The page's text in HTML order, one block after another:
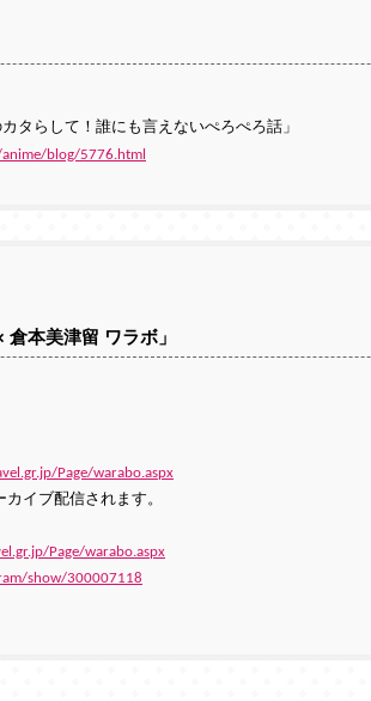
タらして！誰にも言えないぺろぺろ話」
blog/5776.html
本美津留 ワラボ」
Page/warabo.aspx
カイブ配信されます。
Page/warabo.aspx
show/300007118